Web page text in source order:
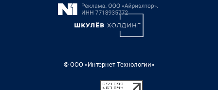
© ООО «Интернет Технологии»